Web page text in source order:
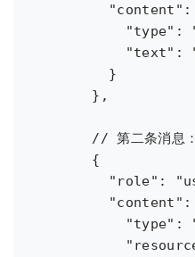
"content":
"type":
"text": "
        }
      },
// 第二条消息
      {
"role":
"content":
"type":